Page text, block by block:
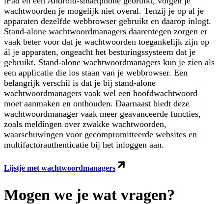
wachtwoorden je mogelijk niet overal. Tenzij je op al je
apparaten dezelfde webbrowser gebruikt en daarop inlogt.
Stand-alone wachtwoordmanagers daarentegen zorgen er
vaak beter voor dat je wachtwoorden toegankelijk zijn op
ál je apparaten, ongeacht het besturingssysteem dat je
gebruikt. Stand-alone wachtwoordmanagers kun je zien als
een applicatie die los staan van je webbrowser. Een
belangrijk verschil is dat je bij stand-alone
wachtwoordmanagers vaak wel een hoofdwachtwoord
moet aanmaken en onthouden. Daarnaast biedt deze
wachtwoordmanager vaak meer geavanceerde functies,
zoals meldingen over zwakke wachtwoorden,
waarschuwingen voor gecompromitteerde websites en
multifactorauthenticatie bij het inloggen aan.
Lijstje met wachtwoordmanagers
Mogen we je wat vragen?